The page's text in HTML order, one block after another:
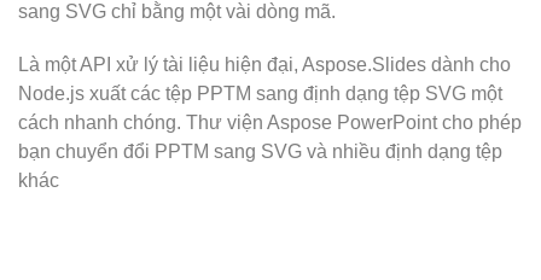
sang SVG chỉ bằng một vài dòng mã.
Là một API xử lý tài liệu hiện đại, Aspose.Slides dành cho
Node.js xuất các tệp PPTM sang định dạng tệp SVG một
cách nhanh chóng. Thư viện Aspose PowerPoint cho phép
bạn chuyển đổi PPTM sang SVG và nhiều định dạng tệp
khác